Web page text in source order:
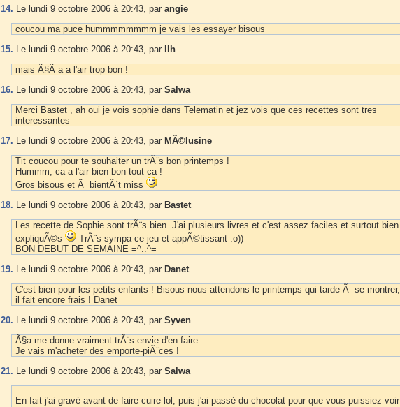
14. Le lundi 9 octobre 2006 à 20:43, par angie
coucou ma puce hummmmmmmm je vais les essayer bisous
15. Le lundi 9 octobre 2006 à 20:43, par
llh
mais Ã§Ã a a l'air trop bon !
16. Le lundi 9 octobre 2006 à 20:43, par Salwa
Merci Bastet , ah oui je vois sophie dans Telematin et jez vois que ces recettes sont tres
interessantes
17. Le lundi 9 octobre 2006 à 20:43, par MÃ©lusine
Tit coucou pour te souhaiter un trÃ¨s bon printemps !
Hummm, ca a l'air bien bon tout ca !
Gros bisous et Ã bientÃ´t miss
18. Le lundi 9 octobre 2006 à 20:43, par Bastet
Les recette de Sophie sont trÃ¨s bien. J'ai plusieurs livres et c'est assez faciles et surtout bien
expliquÃ©s
TrÃ¨s sympa ce jeu et appÃ©tissant :o))
BON DEBUT DE SEMAINE =^..^=
19. Le lundi 9 octobre 2006 à 20:43, par Danet
C'est bien pour les petits enfants ! Bisous nous attendons le printemps qui tarde Ã se montrer,
il fait encore frais ! Danet
20. Le lundi 9 octobre 2006 à 20:43, par Syven
Ã§a me donne vraiment trÃ¨s envie d'en faire.
Je vais m'acheter des emporte-piÃ¨ces !
21. Le lundi 9 octobre 2006 à 20:43, par Salwa
En fait j'ai gravé avant de faire cuire lol, puis j'ai passé du chocolat pour que vous puissiez voir